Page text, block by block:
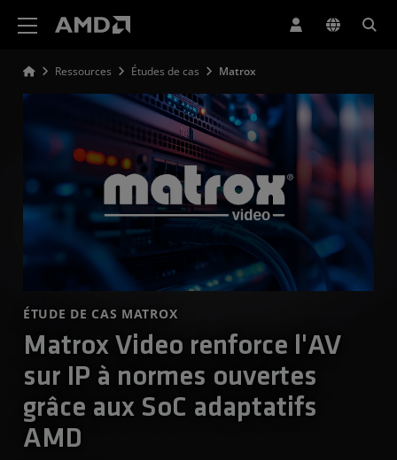
Ressources Études de cas Matrox
ÉTUDE DE CAS MATROX
Matrox Video renforce l'AV
sur IP à normes ouvertes
grâce aux SoC adaptatifs
AMD